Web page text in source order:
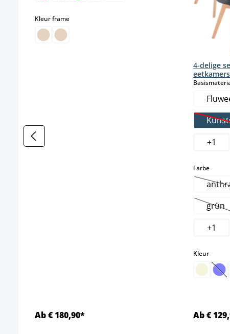
Kleur frameselect
Ab € 180,90*
4-delige
+1
Farbeselect
grün
+1
Kleurselect
Ab €